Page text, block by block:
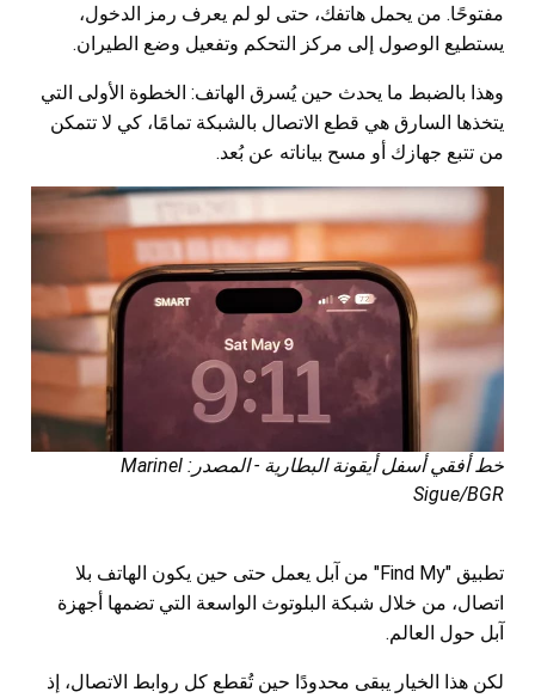
مفتوحًا. من يحمل هاتفك، حتى لو لم يعرف رمز الدخول،
يستطيع الوصول إلى مركز التحكم وتفعيل وضع الطيران.
وهذا بالضبط ما يحدث حين يُسرق الهاتف: الخطوة الأولى التي
يتخذها السارق هي قطع الاتصال بالشبكة تمامًا، كي لا تتمكن
من تتبع جهازك أو مسح بياناته عن بُعد.
خط أفقي أسفل أيقونة البطارية - المصدر: Marinel
Sigue/BGR
تطبيق "Find My" من آبل يعمل حتى حين يكون الهاتف بلا
اتصال، من خلال شبكة البلوتوث الواسعة التي تضمها أجهزة
آبل حول العالم.
لكن هذا الخيار يبقى محدودًا حين تُقطع كل روابط الاتصال، إذ